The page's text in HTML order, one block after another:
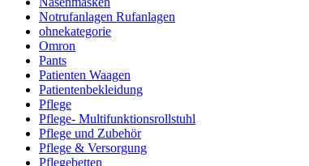
Notrufanlagen Rufanlagen
ohnekategorie
Omron
Pants
Patienten Waagen
Patientenbekleidung
Pflege
Pflege- Multifunktionsrollstuhl
Pflege und Zubehör
Pflege & Versorgung
Pflegebetten